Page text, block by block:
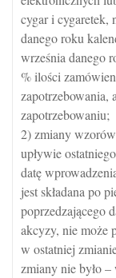
cygar i cygaretek,
danego roku
września danego
% ilości
zapotrzebowania,
zapotrzebowaniu;
2) zmiany
upływie
datę
jest składana po
poprzedzającego
akcyzy, nie może
w ostatniej
zmiany nie było